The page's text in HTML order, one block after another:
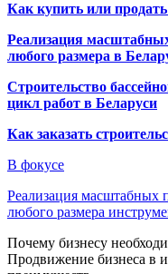
Как купить или
Реализация
любого размера в
Строительство
цикл работ в Беларуси
Как заказать
В фокусе
Реализация масштабных
любого размера
Почему бизнесу
Продвижение бизнеса в